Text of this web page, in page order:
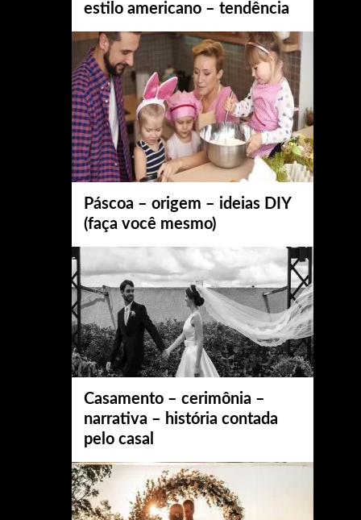
estilo americano – tendência
Páscoa – origem – ideias DIY
(faça você mesmo)
Casamento – cerimônia –
narrativa – história contada
pelo casal